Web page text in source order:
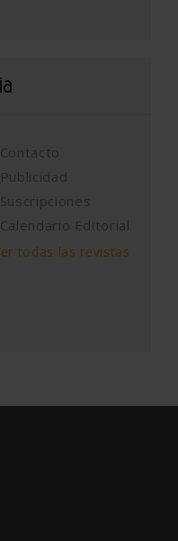
Contacto
Publicidad
Suscripciones
Calendario Editorial
todas las revistas